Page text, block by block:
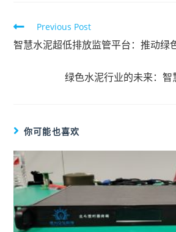
Previous Post
智慧水泥超低排放监管平台：推动绿
绿色水泥行业的未来：
你可能也喜欢